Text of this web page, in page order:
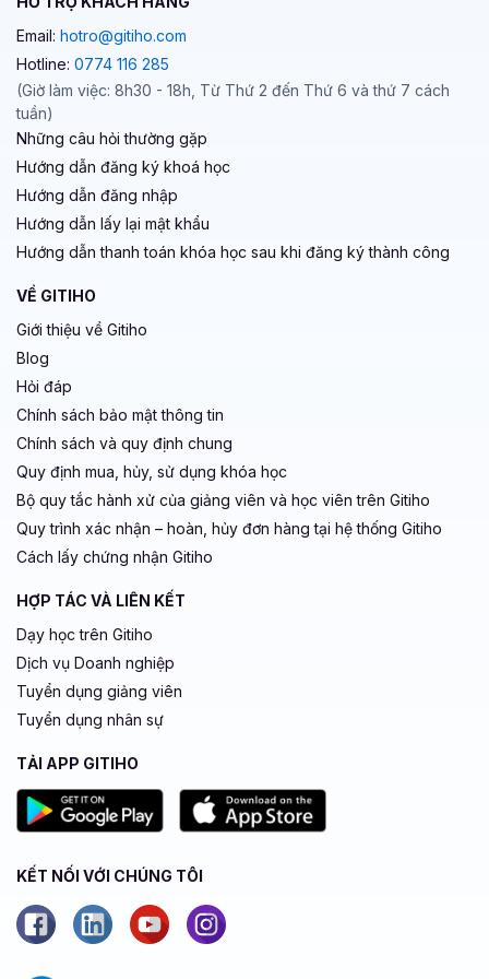
Email: hotro@gitiho.com
Hotline: 0774 116 285
(Giờ làm việc: 8h30 - 18h, Từ Thứ 2 đến Thứ 6 và thứ 7 cách
tuần)
Những câu hỏi thường gặp
Hướng dẫn đăng ký khoá học
Hướng dẫn đăng nhập
Hướng dẫn lấy lại mật khẩu
Hướng dẫn thanh toán khóa học sau khi đăng ký thành công
VỀ GITIHO
Giới thiệu về Gitiho
Blog
Hỏi đáp
Chính sách bảo mật thông tin
Chính sách và quy định chung
Quy định mua, hủy, sử dụng khóa học
Bộ quy tắc hành xử của giảng viên và học viên trên Gitiho
Quy trình xác nhận – hoàn, hủy đơn hàng tại hệ thống Gitiho
Cách lấy chứng nhận Gitiho
HỢP TÁC VÀ LIÊN KẾT
Dạy học trên Gitiho
Dịch vụ Doanh nghiệp
Tuyển dụng giảng viên
Tuyển dụng nhân sự
TẢI APP GITIHO
KẾT NỐI VỚI CHÚNG TÔI